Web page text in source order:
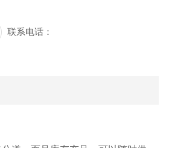
联系电话：